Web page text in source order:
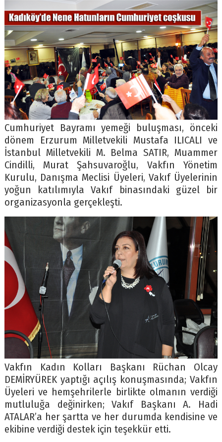
Cumhuriyet Bayramı yemeği buluşması, önceki
dönem Erzurum Milletvekili Mustafa ILICALI ve
İstanbul Milletvekili M. Belma SATIR, Muammer
Cindilli, Murat Şahsuvaroğlu, Vakfın Yönetim
Kurulu, Danışma Meclisi Üyeleri, Vakıf Üyelerinin
yoğun katılımıyla Vakıf binasındaki güzel bir
organizasyonla gerçekleşti.
Vakfın Kadın Kolları Başkanı Rüchan Olcay
DEMİRYÜREK yaptığı açılış konuşmasında; Vakfın
Üyeleri ve hemşehrilerle birlikte olmanın verdiği
mutluluğa değinirken; Vakıf Başkanı A. Hadi
ATALAR’a her şartta ve her durumda kendisine ve
ekibine verdiği destek için teşekkür etti.